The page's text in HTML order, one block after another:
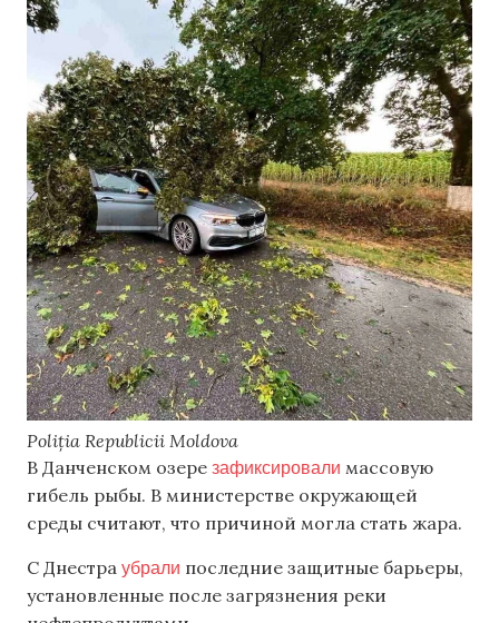
Poliția Republicii Moldova
В Данченском озере зафиксировали массовую
гибель рыбы. В министерстве окружающей
среды считают, что причиной могла стать жара.
С Днестра убрали последние защитные барьеры,
установленные после загрязнения реки